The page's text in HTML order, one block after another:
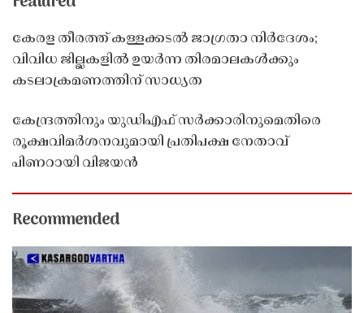
കേരള തീരത്ത് കള്ളക്കടൽ ജാഗ്രതാ നിർദേശം;
വിവിധ ജില്ലകളിൽ ഉയർന്ന തിരമാലകൾക്കും
കടലാക്രമണത്തിന് സാധ്യത
കേന്ദ്രത്തിനും യുഡിഎഫ് സർക്കാരിനുമെതിരെ
രൂക്ഷവിമർശനവുമായി പ്രതിപക്ഷ നേതാവ്
പിണറായി വിജയൻ
Recommended